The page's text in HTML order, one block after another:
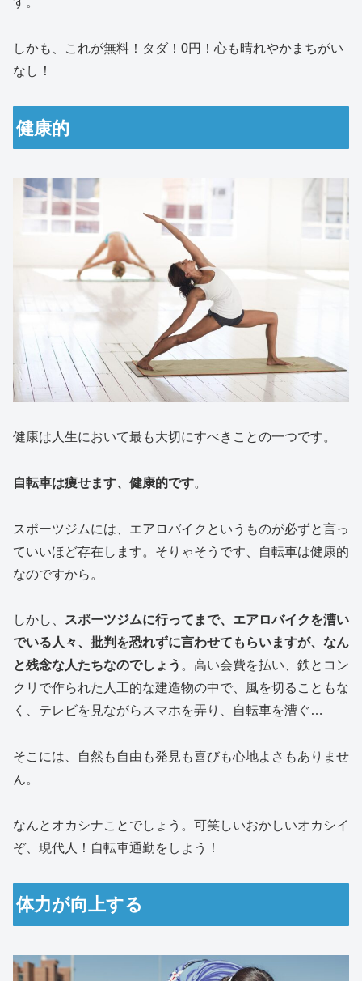
しかも、これが無料！タダ！0円！心も晴れやかまちがい
なし！
健康的
健康は人生において最も大切にすべきことの一つです。
自転車は痩せます、健康的です。
スポーツジムには、エアロバイクというものが必ずと言っ
ていいほど存在します。そりゃそうです、自転車は健康的
なのですから。
しかし、
スポーツジムに行ってまで、エアロバイクを漕い
でいる人々、批判を恐れずに言わせてもらいますが、なん
と残念な人たちなのでしょう 。高い会費を払い、鉄とコン
クリで作られた人工的な建造物の中で、風を切ることもな
く、テレビを見ながらスマホを弄り、自転車を漕ぐ…
そこには、自然も自由も発見も喜びも心地よさもありませ
ん。
なんとオカシナことでしょう。可笑しいおかしいオカシイ
ぞ、現代人！自転車通勤をしよう！
体力が向上する